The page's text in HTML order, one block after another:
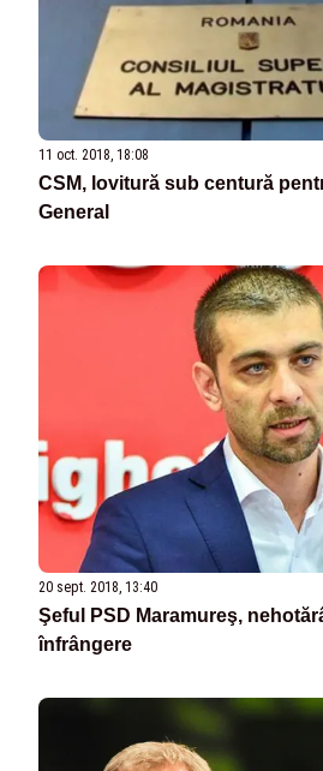
11 oct. 2018, 18:08
CSM, lovitură sub centură
General
20 sept. 2018, 13:40
Şeful PSD Maramureş,
înfrângere